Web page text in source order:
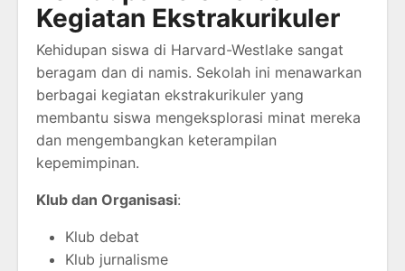
Kegiatan Ekstrakurikuler
Kehidupan siswa di Harvard-Westlake sangat
beragam dan di namis. Sekolah ini menawarkan
berbagai kegiatan ekstrakurikuler yang
membantu siswa mengeksplorasi minat mereka
dan mengembangkan keterampilan
kepemimpinan.
Klub dan Organisasi:
Klub debat
Klub jurnalisme